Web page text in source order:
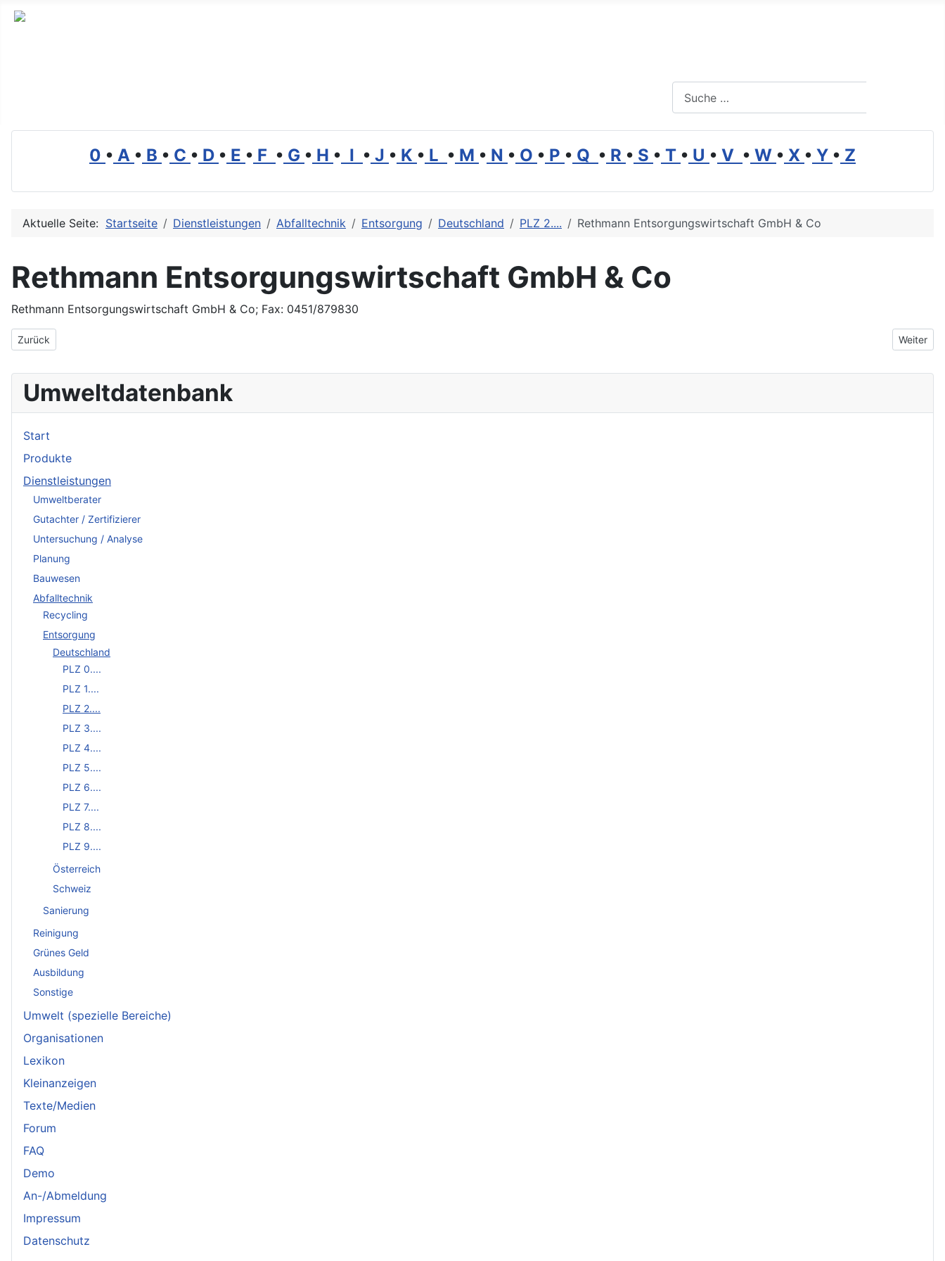
0 • A • B • C • D • E • F • G • H • I • J • K • L • M • N • O • P • Q • R • S • T • U • V • W • X • Y • Z
Aktuelle Seite: Startseite Dienstleistungen Abfalltechnik Entsorgung Deutschland PLZ 2.... Rethmann Entsorgungswirtschaft GmbH & Co
Rethmann Entsorgungswirtschaft GmbH & Co
Rethmann Entsorgungswirtschaft GmbH & Co; Fax: 0451/879830
Vorheriger Beitrag: R & S Engineering Gesellschaft für Qualitätssicherung und Werkstoffprüfung mbH
Zurück Nächster
Weiter
Umweltdatenbank
Start
Produkte
Dienstleistungen
Umweltberater
Gutachter / Zertifizierer
Untersuchung / Analyse
Planung
Bauwesen
Abfalltechnik
Recycling
Entsorgung
Deutschland
PLZ 0....
PLZ 1....
PLZ 2....
PLZ 3....
PLZ 4....
PLZ 5....
PLZ 6....
PLZ 7....
PLZ 8....
PLZ 9....
Österreich
Schweiz
Sanierung
Reinigung
Grünes Geld
Ausbildung
Sonstige
Umwelt (spezielle Bereiche)
Organisationen
Lexikon
Kleinanzeigen
Texte/Medien
Forum
FAQ
Demo
An-/Abmeldung
Impressum
Datenschutz